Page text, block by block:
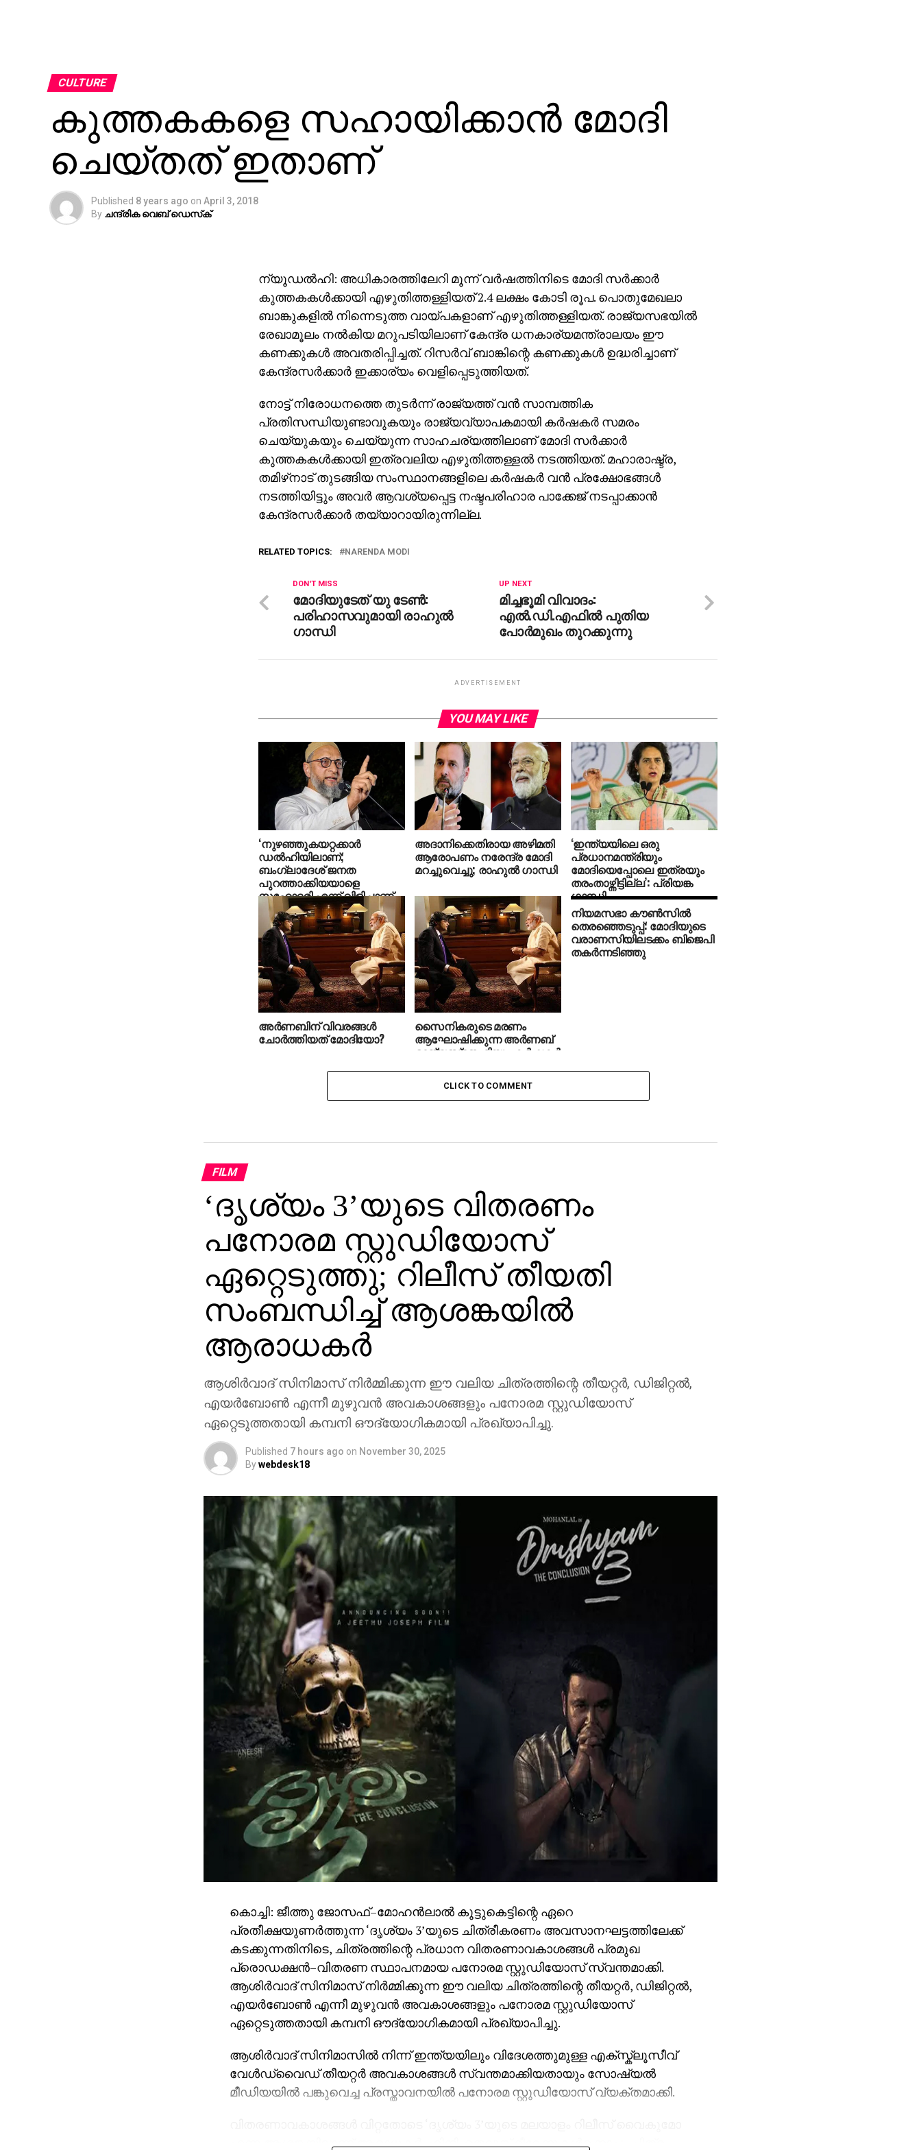
CULTURE
കുത്തകകളെ സഹായിക്കാന്‍ മോദി
ചെയ്തത് ഇതാണ്
Published 8 years ago on April 3, 2018
By ചന്ദ്രിക വെബ് ഡെസ്‌ക്‌
ന്യൂഡല്‍ഹി: അധികാരത്തിലേറി മൂന്ന് വര്‍ഷത്തിനിടെ മോദി സര്‍ക്കാര്‍
കുത്തകകള്‍ക്കായി എഴുതിത്തള്ളിയത് 2.4 ലക്ഷം കോടി രൂപ. പൊതുമേഖലാ
ബാങ്കുകളില്‍ നിന്നെടുത്ത വായ്പകളാണ് എഴുതിത്തള്ളിയത്. രാജ്യസഭയില്‍
രേഖാമൂലം നല്‍കിയ മറുപടിയിലാണ് കേന്ദ്ര ധനകാര്യമന്ത്രാലയം ഈ
കണക്കുകള്‍ അവതരിപ്പിച്ചത്. റിസര്‍വ് ബാങ്കിന്റെ കണക്കുകള്‍ ഉദ്ധരിച്ചാണ്
കേന്ദ്രസര്‍ക്കാര്‍ ഇക്കാര്യം വെളിപ്പെടുത്തിയത്.
നോട്ട് നിരോധനത്തെ തുടര്‍ന്ന് രാജ്യത്ത് വന്‍ സാമ്പത്തിക
പ്രതിസന്ധിയുണ്ടാവുകയും രാജ്യവ്യാപകമായി കര്‍ഷകര്‍ സമരം
ചെയ്യുകയും ചെയ്യുന്ന സാഹചര്യത്തിലാണ് മോദി സര്‍ക്കാര്‍
കുത്തകകള്‍ക്കായി ഇത്രവലിയ എഴുതിത്തള്ളല്‍ നടത്തിയത്. മഹാരാഷ്ട്ര,
തമിഴ്‌നാട് തുടങ്ങിയ സംസ്ഥാനങ്ങളിലെ കര്‍ഷകര്‍ വന്‍ പ്രക്ഷോഭങ്ങള്‍
നടത്തിയിട്ടും അവര്‍ ആവശ്യപ്പെട്ട നഷ്ടപരിഹാര പാക്കേജ് നടപ്പാക്കാന്‍
കേന്ദ്രസര്‍ക്കാര്‍ തയ്യാറായിരുന്നില്ല.
RELATED TOPICS: NARENDA MODI
UP NEXT
മിച്ചഭൂമി വിവാദം:
എല്‍.ഡി.എഫില്‍ പുതിയ
പോര്‍മുഖം തുറക്കുന്നു
DON'T MISS
മോദിയുടേത് യു ടേണ്‍:
പരിഹാസവുമായി രാഹുല്‍
ഗാന്ധി
ADVERTISEMENT
YOU MAY LIKE
‘നുഴഞ്ഞുകയറ്റക്കാർ
ഡൽഹിയിലാണ്;
ബംഗ്ലാദേശ് ജനത
പുറത്താക്കിയയാളെ
സഹോദരി എന്ന് വിളിച്ചാണ്
മോദി സ്വാഗതം ചെയ്തത്’:
ഉവൈസി
അദാനിക്കെതിരായ അഴിമതി
ആരോപണം നരേന്ദ്ര മോദി
മറച്ചുവെച്ചു; രാഹുല്‍ ഗാന്ധി
‘ഇന്ത്യയിലെ ഒരു
പ്രധാനമന്ത്രിയും
മോദിയെപ്പോലെ ഇത്രയും
തരംതാഴ്ന്നിട്ടില്ല’: പ്രിയങ്ക
ഗാന്ധി
അർണബിന് വിവരങ്ങൾ
ചോർത്തിയത് മോദിയോ?
സൈനികരുടെ മരണം
ആഘോഷിക്കുന്ന അർണബ്
രാജ്യസ്‌നേഹിയും കർഷകർ
നിയമസഭാ കൗണ്‍സില്‍
തെരഞ്ഞെടുപ്പ്: മോദിയുടെ
വരാണസിയിലടക്കം ബിജെപി
തകര്‍ന്നടിഞ്ഞു
CLICK TO COMMENT
FILM
‘ദൃശ്യം 3’യുടെ വിതരണം
പനോരമ സ്റ്റുഡിയോസ്
ഏറ്റെടുത്തു; റിലീസ് തീയതി
സംബന്ധിച്ച് ആശങ്കയിൽ
ആരാധകർ
ആശിർവാദ് സിനിമാസ് നിർമ്മിക്കുന്ന ഈ വലിയ ചിത്രത്തിന്റെ തീയറ്റർ, ഡിജിറ്റൽ,
എയർബോൺ എന്നീ മുഴുവൻ അവകാശങ്ങളും പനോരമ സ്റ്റുഡിയോസ്
ഏറ്റെടുത്തതായി കമ്പനി ഔദ്യോഗികമായി പ്രഖ്യാപിച്ചു.
Published 7 hours ago on November 30, 2025
Bywebdesk18
കൊച്ചി: ജീത്തു ജോസഫ്–മോഹൻലാൽ കൂട്ടുകെട്ടിന്റെ ഏറെ
പ്രതീക്ഷയുണർത്തുന്ന ‘ദൃശ്യം 3’യുടെ ചിത്രീകരണം അവസാനഘട്ടത്തിലേക്ക്
കടക്കുന്നതിനിടെ, ചിത്രത്തിന്റെ പ്രധാന വിതരണാവകാശങ്ങൾ പ്രമുഖ
പ്രൊഡക്ഷൻ–വിതരണ സ്ഥാപനമായ പനോരമ സ്റ്റുഡിയോസ് സ്വന്തമാക്കി.
ആശിർവാദ് സിനിമാസ് നിർമ്മിക്കുന്ന ഈ വലിയ ചിത്രത്തിന്റെ തീയറ്റർ, ഡിജിറ്റൽ,
എയർബോൺ എന്നീ മുഴുവൻ അവകാശങ്ങളും പനോരമ സ്റ്റുഡിയോസ്
ഏറ്റെടുത്തതായി കമ്പനി ഔദ്യോഗികമായി പ്രഖ്യാപിച്ചു.
ആശിർവാദ് സിനിമാസിൽ നിന്ന് ഇന്ത്യയിലും വിദേശത്തുമുള്ള എക്സ്ക്ലൂസീവ്
വേൾഡ്‌വൈഡ് തീയറ്റർ അവകാശങ്ങൾ സ്വന്തമാക്കിയതായും സോഷ്യൽ
മീഡിയയിൽ പങ്കുവെച്ച പ്രസ്താവനയിൽ പനോരമ സ്റ്റുഡിയോസ് വ്യക്തമാക്കി.